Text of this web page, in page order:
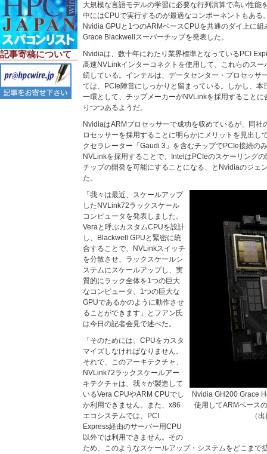
記事寄稿について
大規模な言語モデルの学習に必要な行列演算で高い性能
中にはCPUで実行するのが最適なコンポーネントもある
Nvidia GPUと1つのARMベースCPUを共通のダイ上に
Grace Blackwellスーパーチップを発表した。
Nvidiaは、数十年にわたり業界標準となっているPCI
高速NVLinkインターコネクトを使用して、これらのス
続している。インテルは、データセンター・プロセッサ
ては、PCIe陣営にしっかりと留まっている。しかし、
一環として、チップメーカーがNVLinkを採用すること
りつつあるようだ。
NvidiaはARMプロセッサーで成功を収めているが、同社
ロセッサーを採用することに明らかにメリットを見出し
クセラレーター「Gaudi 3」を含むチップでPCIe接続の
NVLinkを採用することで、IntelはPCIeのスケーリング
チップの開発を可能にすることになる、とNvidiaのジェ
た。
Nvidia GH200 Grace
使用してARMベース
（
「我々は最近、スケールアップ
したNVLink72ラックスケール
コンピュータを発表しました。
Veraと呼ぶカスタムCPUを設計
し、Blackwell GPUと緊密に統
合することで、NVLinkスイッチ
を分散させ、ラックスケールシ
ステムにスケールアップし、実
質的にラック全体を1つの巨大
なコンピュータ、1つの巨大な
GPUであるかのように動作させ
ることができます」とフアン氏
は今日の記者会見で述べた。
「そのためには、CPUをカスタ
マイズしなければなりません。
それで、このアーキテクチャ、
NVLink72ラックスケールアー
キテクチャは、我々が製造して
いるVera CPUやARM CPUでし
か利用できません。また、x86
エコシステムでは、PCI
Express経由のサーバー用CPU
以外では利用できません。その
ため、このようなスケールアップ・システムをどこまで